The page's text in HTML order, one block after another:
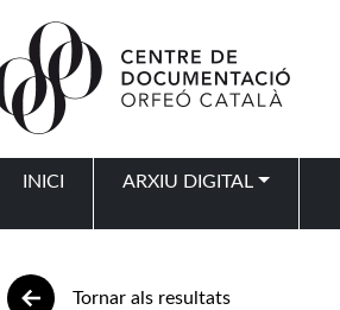
INICI ARXIU DIGITAL
Tornar als resultats